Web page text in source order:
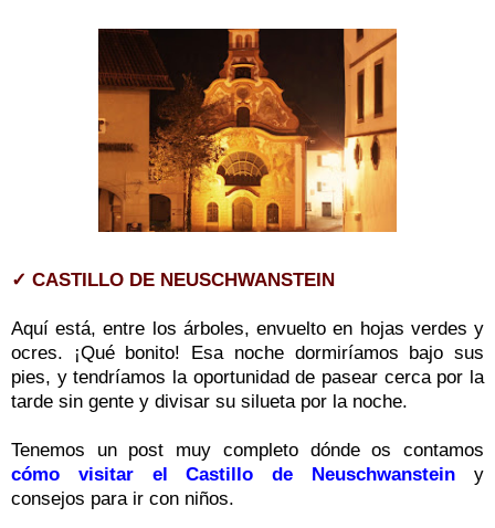
✓ CASTILLO DE NEUSCHWANSTEIN
Aquí está, entre los árboles, envuelto en hojas verdes y
ocres. ¡Qué bonito! Esa noche dormiríamos bajo sus
pies, y tendríamos la oportunidad de pasear cerca por la
tarde sin gente y divisar su silueta por la noche.
Tenemos un post muy completo dónde os contamos
cómo visitar el Castillo de Neuschwanstein y
consejos para ir con niños.